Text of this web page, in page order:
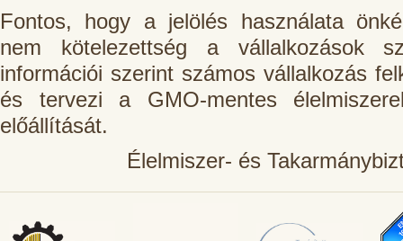
Fontos, hogy a jelölés használata
nem kötelezettség a vállalkozások
információi szerint számos vállalkozás
és tervezi a GMO-mentes
előállítását.
Élelmiszer- és